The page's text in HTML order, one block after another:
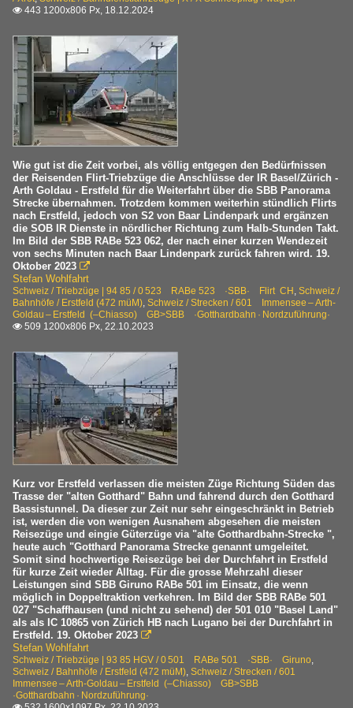
Tem 221 | Tem II | 276-298
Vereine
SBB Historic
E-Lok Ae 8/14 11801 ·SBB·
Triebwagen BDe 4/4 1646 ·SBB·
 443 1200x806 Px, 18.12.2024
Wie gut ist die Zeit vorbei, als völlig entgegen den Bedürfnissen
der Reisenden Flirt-Triebzüge die Anschlüsse der IR Basel/Zürich -
Arth Goldau - Erstfeld für die Weiterfahrt über die SBB Panorama
Strecke übernahmen. Trotzdem kommen weiterhin stündlich Flirts
nach Erstfeld, jedoch von S2 von Baar Lindenpark und ergänzen
die SOB IR Dienste in nördlicher Richtung zum Halb-Stunden Takt.
Im Bild der SBB RABe 523 062, der nach einer kurzen Wendezeit
von sechs Minuten nach Baar Lindenpark zurück fahren wird. 19.
Oktober 2023 
Stefan Wohlfahrt
Schweiz / Triebzüge | 94 85 / 0 523 RABe 523 ·SBB· Flirt CH , Schweiz /
Bahnhöfe / Erstfeld (472 müM), Schweiz / Strecken / 601 Immensee – Arth-
Goldau – Erstfeld (–Chiasso) GB>SBB ·Gotthardbahn · Nordzuführung·
 509 1200x806 Px, 22.10.2023
Kurz vor Erstfeld verlassen die meisten Züge Richtung Süden das
Trasse der "alten Gotthard" Bahn und fahrend durch den Gotthard
Bassistunnel. Da dieser zur Zeit nur sehr eingeschränkt in Betrieb
ist, werden die von wenigen Ausnahem abgesehen die meisten
Reisezüge und eingie Güterzüge via "alte Gotthardbahn-Strecke ",
heute auch "Gotthard Panorama Strecke genannt umgeleitet.
Somit sind hochwertige Reisezüge bei der Durchfahrt in Erstfeld
für kurze Zeit wieder Alltag. Für die grosse Mehrzahl dieser
Leistungen sind SBB Giruno RABe 501 im Einsatz, die wenn
möglich in Doppeltraktion verkehren. Im Bild der SBB RABe 501
027 "Schaffhausen (und nicht zu sehend) der 501 010 "Basel Land"
als als IC 10865 von Zürich HB nach Lugano bei der Durchfahrt in
Erstfeld. 19. Oktober 2023 
Stefan Wohlfahrt
Schweiz / Triebzüge | 93 85 HGV / 0 501 RABe 501 ·SBB· Giruno,
Schweiz / Bahnhöfe / Erstfeld (472 müM), Schweiz / Strecken / 601
Immensee – Arth-Goldau – Erstfeld (–Chiasso) GB>SBB
·Gotthardbahn · Nordzuführung·